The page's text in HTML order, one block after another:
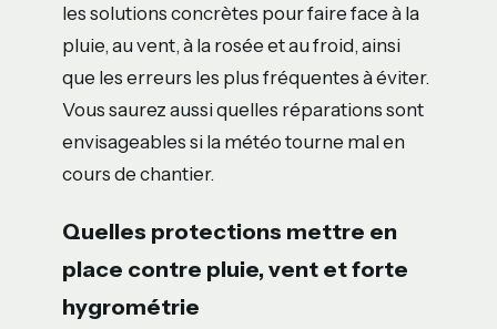
les solutions concrètes pour faire face à la
pluie, au vent, à la rosée et au froid, ainsi
que les erreurs les plus fréquentes à éviter.
Vous saurez aussi quelles réparations sont
envisageables si la météo tourne mal en
cours de chantier.
Quelles protections mettre en
place contre pluie, vent et forte
hygrométrie